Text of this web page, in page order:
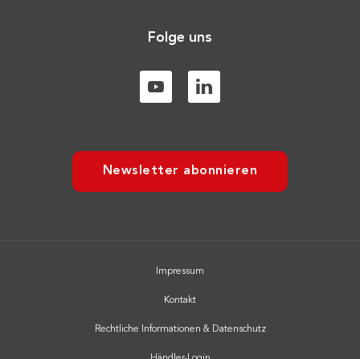
Folge uns
Newsletter abonnieren
Impressum
Kontakt
Rechtliche Informationen & Datenschutz